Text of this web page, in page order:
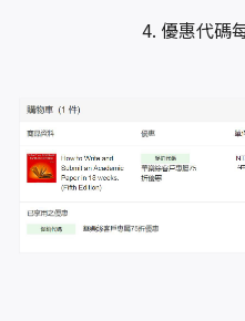
4. 優惠代碼